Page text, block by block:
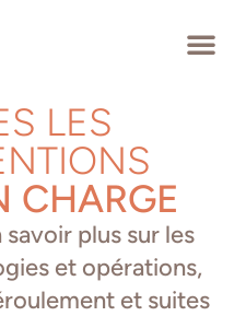
LES
CHARGE
plus sur les
et opérations,
et suites